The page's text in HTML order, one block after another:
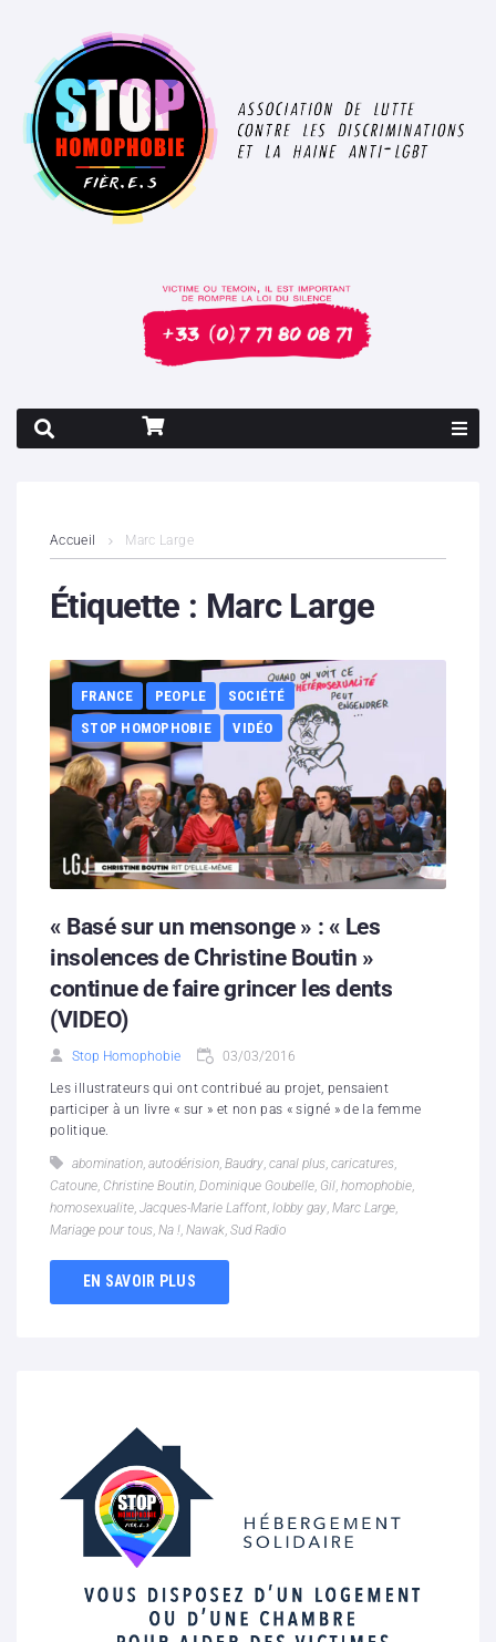
Contenus litigieux
Boutique
Partenaires
Contacts
Hébergement solidaire
Accueil Marc Large
Étiquette : Marc Large
FRANCE PEOPLE
SOCIÉTÉ
STOP HOMOPHOBIE
VIDÉO
« Basé sur un mensonge » : « Les
insolences de Christine Boutin »
continue de faire grincer les dents
(VIDEO)
Stop Homophobie 03/03/2016
Les illustrateurs qui ont contribué au projet, pensaient
participer à un livre « sur » et non pas « signé » de la femme
politique.
abomination autodérision Baudry canal plus caricatures
Catoune Christine Boutin Dominique Goubelle Gil homophobie
homosexualite Jacques-Marie Laffont lobby gay Marc Large
Mariage pour tous Na ! Nawak Sud Radio
EN SAVOIR PLUS